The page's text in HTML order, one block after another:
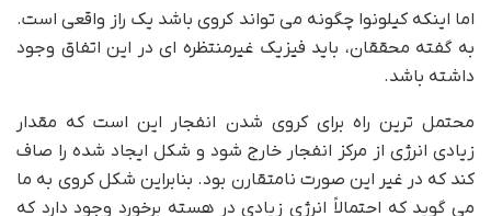
اما اینکه کیلونوا چگونه می تواند کروی باشد یک راز واقعی است.
به گفته محققان، باید فیزیک غیرمنتظره ای در این اتفاق وجود
داشته باشد.
محتمل ترین راه برای کروی شدن انفجار این است که مقدار
زیادی انرژی از مرکز انفجار خارج شود و شکل ایجاد شده را صاف
کند که در غیر این صورت نامتقارن بود. بنابراین شکل کروی به ما
می گوید که احتمالاً انرژی زیادی در هسته برخورد وجود دارد که